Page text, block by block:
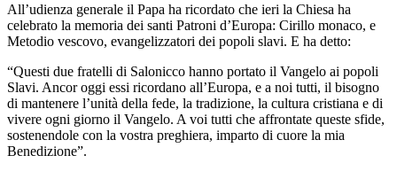
All’udienza generale il Papa ha ricordato che ieri la Chiesa ha
celebrato la memoria dei santi Patroni d’Europa: Cirillo monaco, e
Metodio vescovo, evangelizzatori dei popoli slavi. E ha detto:
“Questi due fratelli di Salonicco hanno portato il Vangelo ai popoli
Slavi. Ancor oggi essi ricordano all’Europa, e a noi tutti, il bisogno
di mantenere l’unità della fede, la tradizione, la cultura cristiana e di
vivere ogni giorno il Vangelo. A voi tutti che affrontate queste sfide,
sostenendole con la vostra preghiera, imparto di cuore la mia
Benedizione”.